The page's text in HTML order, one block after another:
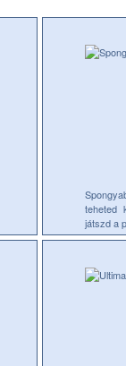
teheted
játszd a